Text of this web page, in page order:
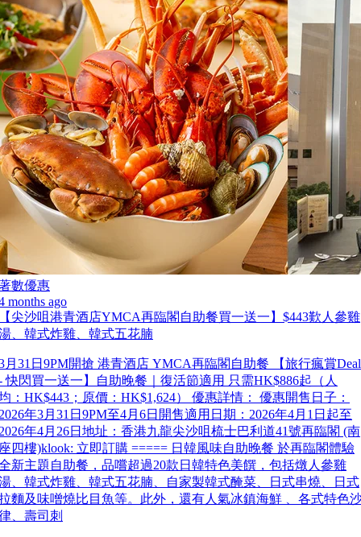
數優惠
months ago
尖沙咀港青酒店YMCA再臨閣自助餐買一送一】$443歎人參雞
、韓式炸雞、韓式五花腩
月31日9PM開搶 港青酒店 YMCA再臨閣自助餐 【旅行瘋賞Deal
快閃買一送一】自助晚餐｜復活節適用 只需HK$886起（人
：HK$443；原價：HK$1,624） 優惠詳情： 優惠開售日子：
年3月31日9PM至4月6日開售適用日期：2026年4月1日起至
年4月26日地址：香港九龍尖沙咀梳士巴利道41號再臨閣 (南
四樓)klook: 立即訂購 ===== 日韓風味自助晚餐 於再臨閣體驗
新主題自助餐，品嚐超過20款日韓特色美饌，包括燉人參雞
、韓式炸雞、韓式五花腩、自家製韓式醃菜、日式串燒、日式
麵及味噌燒比目魚等。此外，還有人氣冰鎮海鮮 、各式特色
、壽司刺